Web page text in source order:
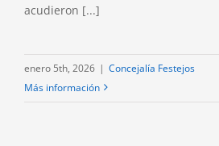
acudieron [...]
enero 5th, 2026 | Concejalía Festejos
Más información